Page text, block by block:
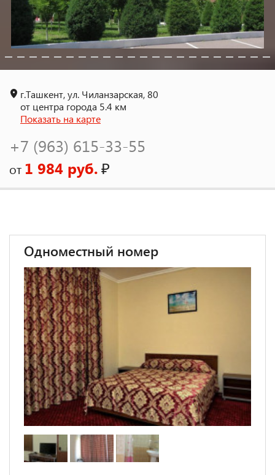
г.Ташкент, ул. Чиланзарская, 80
от центра города 5.4 км
Показать на карте
+7 (963) 615-33-55
от 1 984 руб.₽
Одноместный номер